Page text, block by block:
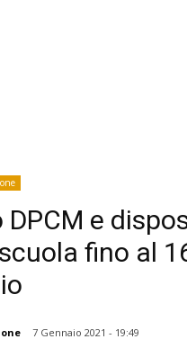
DPCM e
fino al
7 Gennaio 2021 - 19:49